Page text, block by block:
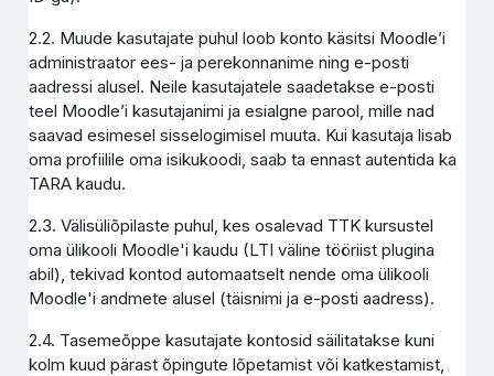
2.2. Muude kasutajate puhul loob konto käsitsi Moodle’i
administraator ees- ja perekonnanime ning e-posti
aadressi alusel. Neile kasutajatele saadetakse e-posti
teel Moodle’i kasutajanimi ja esialgne parool, mille nad
saavad esimesel sisselogimisel muuta. Kui kasutaja lisab
oma profiilile oma isikukoodi, saab ta ennast autentida ka
TARA kaudu.
2.3. Välisüliõpilaste puhul, kes osalevad TTK kursustel
oma ülikooli Moodle'i kaudu (LTI väline tööriist plugina
abil), tekivad kontod automaatselt nende oma ülikooli
Moodle'i andmete alusel (täisnimi ja e-posti aadress).
2.4. Tasemeõppe kasutajate kontosid säilitatakse kuni
kolm kuud pärast õpingute lõpetamist või katkestamist,